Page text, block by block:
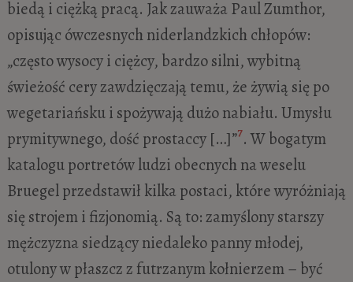
biedą i ciężką pracą. Jak zauważa Paul Zumthor,
opisując ówczesnych niderlandzkich chłopów:
„często wysocy i ciężcy, bardzo silni, wybitną
świeżość cery zawdzięczają temu, że żywią się po
wegetariańsku i spożywają dużo nabiału. Umysłu
prymitywnego, dość prostaccy […]”7. W bogatym
katalogu portretów ludzi obecnych na weselu
Bruegel przedstawił kilka postaci, które wyróżniają
się strojem i fizjonomią. Są to: zamyślony starszy
mężczyzna siedzący niedaleko panny młodej,
otulony w płaszcz z futrzanym kołnierzem – być